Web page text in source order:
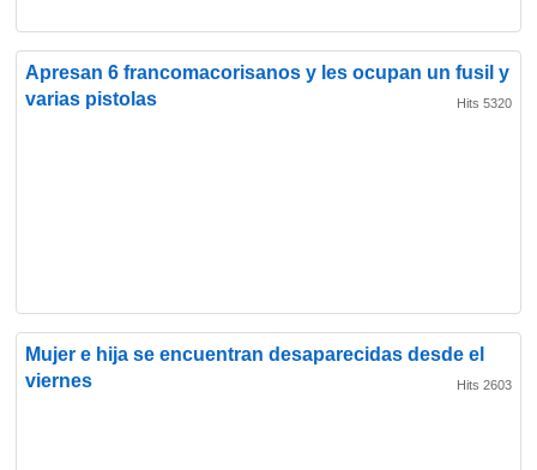
Apresan 6 francomacorisanos y les ocupan un fusil y
varias pistolas
Hits 5320
Mujer e hija se encuentran desaparecidas desde el
viernes
Hits 2603